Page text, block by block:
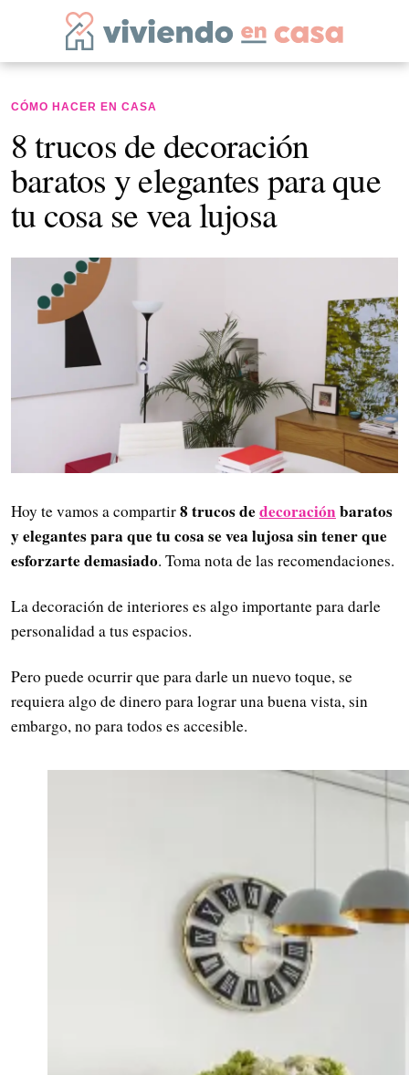
CÓMO HACER EN CASA
8 trucos de decoración
baratos y elegantes para que
tu cosa se vea lujosa
Hoy te vamos a compartir8 trucos dedecoraciónbaratos
y elegantes para que tu cosa se vea lujosa sin tener que
esforzarte demasiado. Toma nota de las recomendaciones.
La decoración de interiores es algo importante para darle
personalidad a tus espacios.
Pero puede ocurrir que para darle un nuevo toque, se
requiera algo de dinero para lograr una buena vista, sin
embargo, no para todos es accesible.